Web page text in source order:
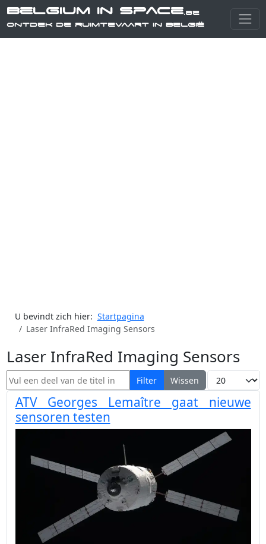
Belgium in Space.be
Ontdek de ruimtevaart in België
U bevindt zich hier: Startpagina
Laser InfraRed Imaging Sensors
Laser InfraRed Imaging Sensors
Vul een deel van de titel in Filter Wissen Toon #
ATV Georges Lemaître gaat nieuwe
sensoren testen